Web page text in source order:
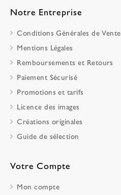
Notre Entreprise
Conditions Générales de Vente
Mentions Légales
Remboursements et Retours
Paiement Sécurisé
Promotions et tarifs
Licence des images
Créations originales
Guide de sélection
Votre Compte
Mon compte